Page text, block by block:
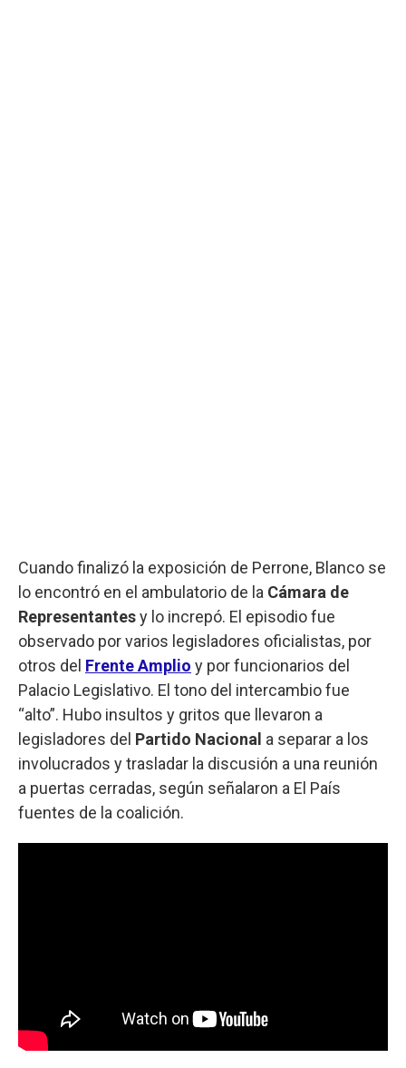
Cuando finalizó la exposición de Perrone, Blanco se
lo encontró en el ambulatorio de la Cámara de
Representantesy lo increpó. El episodio fue
observado por varios legisladores oficialistas, por
otros del Frente Amplio y por funcionarios del
Palacio Legislativo. El tono del intercambio fue
“alto”. Hubo insultos y gritos que llevaron a
legisladores del Partido Nacional a separar a los
involucrados y trasladar la discusión a una reunión
a puertas cerradas, según señalaron a El País
fuentes de la coalición.